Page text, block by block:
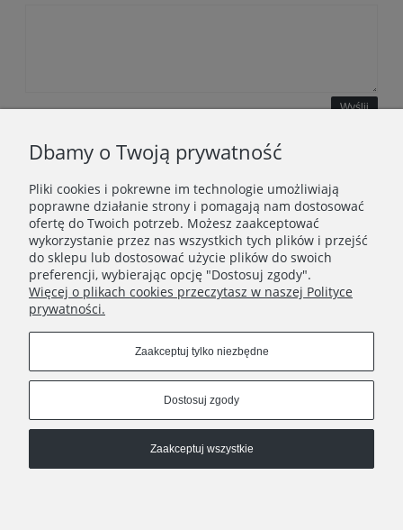
Wyślij
WAŻNE INFORMACJE
POLECANE STRONY
Dbamy o Twoją prywatność
Pliki cookies i pokrewne im technologie umożliwiają
poprawne działanie strony i pomagają nam dostosować
ofertę do Twoich potrzeb. Możesz zaakceptować
wykorzystanie przez nas wszystkich tych plików i przejść
do sklepu lub dostosować użycie plików do swoich
preferencji, wybierając opcję "Dostosuj zgody".
Więcej o plikach cookies przeczytasz w naszej Polityce
prywatności.
Zaakceptuj tylko niezbędne
Dostosuj zgody
Zaakceptuj wszystkie